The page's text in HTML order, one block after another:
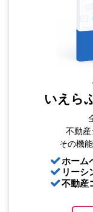
いえら
不動産
その機
ホーム
リーシ
不動産